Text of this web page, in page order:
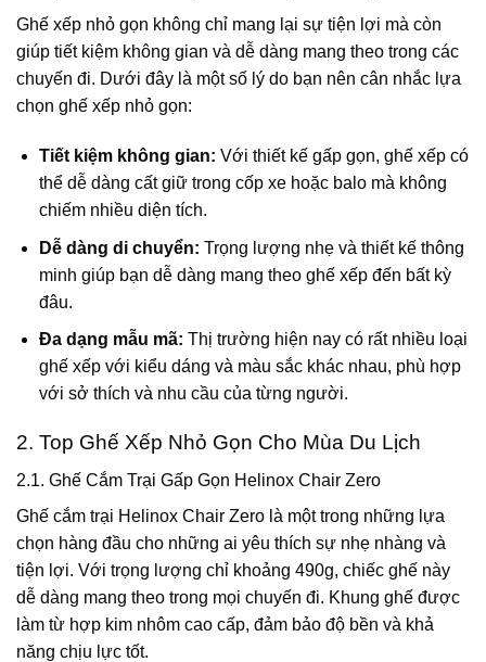
Ghế xếp nhỏ gọn không chỉ mang lại sự tiện lợi mà còn
giúp tiết kiệm không gian và dễ dàng mang theo trong các
chuyến đi. Dưới đây là một số lý do bạn nên cân nhắc lựa
chọn ghế xếp nhỏ gọn:
Tiết kiệm không gian: Với thiết kế gấp gọn, ghế xếp có
thể dễ dàng cất giữ trong cốp xe hoặc balo mà không
chiếm nhiều diện tích.
Dễ dàng di chuyển: Trọng lượng nhẹ và thiết kế thông
minh giúp bạn dễ dàng mang theo ghế xếp đến bất kỳ
đâu.
Đa dạng mẫu mã: Thị trường hiện nay có rất nhiều loại
ghế xếp với kiểu dáng và màu sắc khác nhau, phù hợp
với sở thích và nhu cầu của từng người.
2. Top Ghế Xếp Nhỏ Gọn Cho Mùa Du Lịch
2.1. Ghế Cắm Trại Gấp Gọn Helinox Chair Zero
Ghế cắm trại Helinox Chair Zero là một trong những lựa
chọn hàng đầu cho những ai yêu thích sự nhẹ nhàng và
tiện lợi. Với trọng lượng chỉ khoảng 490g, chiếc ghế này
dễ dàng mang theo trong mọi chuyến đi. Khung ghế được
làm từ hợp kim nhôm cao cấp, đảm bảo độ bền và khả
năng chịu lực tốt.